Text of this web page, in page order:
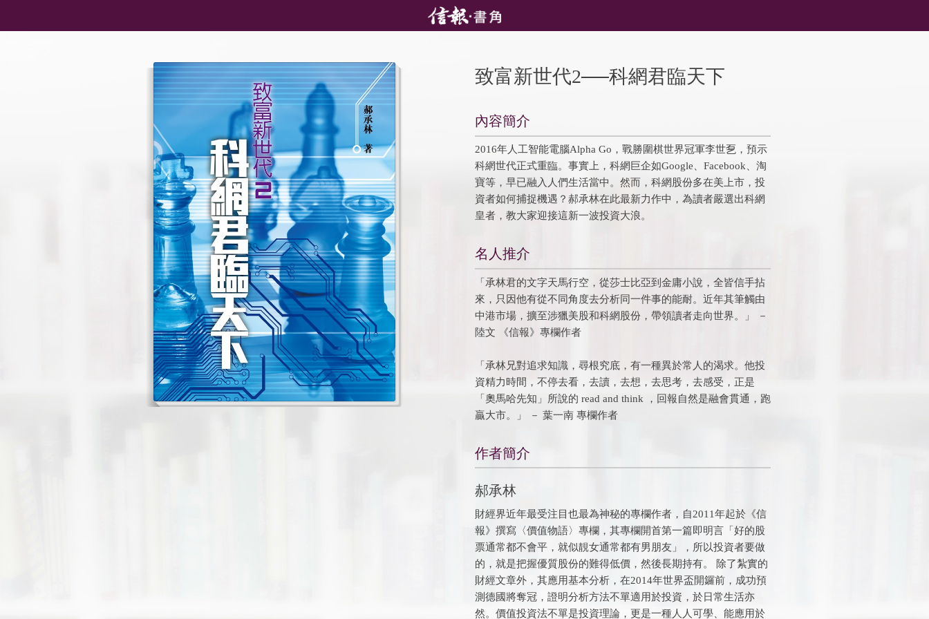
致富新世代2──科網君臨天下
內容簡介
2016年人工智能電腦Alpha Go，戰勝圍棋世界冠軍李世乭，預示
科網世代正式重臨。事實上，科網巨企如Google、Facebook、淘
寶等，早已融入人們生活當中。然而，科網股份多在美上市，投
資者如何捕捉機遇？郝承林在此最新力作中，為讀者嚴選出科網
皇者，教大家迎接這新一波投資大浪。
名人推介
「承林君的文字天馬行空，從莎士比亞到金庸小說，全皆信手拈
來，只因他有從不同角度去分析同一件事的能耐。近年其筆觸由
中港市場，擴至涉獵美股和科網股份，帶領讀者走向世界。」 －
陸文 《信報》專欄作者
「承林兄對追求知識，尋根究底，有一種異於常人的渴求。他投
資精力時間，不停去看，去讀，去想，去思考，去感受，正是
「奧馬哈先知」所說的 read and think ，回報自然是融會貫通，跑
贏大市。」 － 葉一南 專欄作者
作者簡介
郝承林
財經界近年最受注目也最為神秘的專欄作者，自2011年起於《信
報》撰寫〈價值物語〉專欄，其專欄開首第一篇即明言「好的股
票通常都不會平，就似靚女通常都有男朋友」，所以投資者要做
的，就是把握優質股份的難得低價，然後長期持有。 除了紮實的
財經文章外，其應用基本分析，在2014年世界盃開鑼前，成功預
測德國將奪冠，證明分析方法不單適用於投資，於日常生活亦
然。價值投資法不單是投資理論，更是一種人人可學、能應用於